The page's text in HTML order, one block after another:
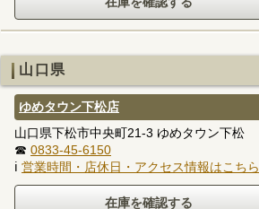
山口県
ゆめタウン下松店
山口県下松市中央町21-3 ゆめタウン下松
☎ 0833-45-6150
ℹ 営業時間・店休日・アクセス情報はこちら